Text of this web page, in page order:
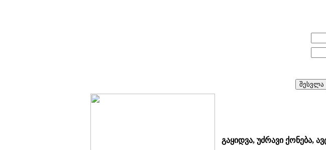
გაყიდვა, უძრავი ქონება,